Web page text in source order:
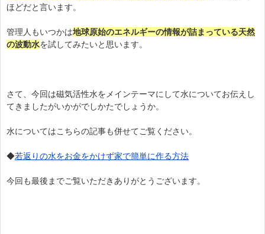
ほどだと言います。
管理人もいつかは地球原始のエネルギーの情報が詰まっている天然
の波動水を試してみたいと思います。
さて、今回は磁気活性水をメインテーマにして水についてお伝えし
てきましたがいかがでしかたでしょうか。
水についてはこちらの記事も併せてご覧ください。
◆若返りの水をお金をかけず家で簡単に作る方法
今回も最後までご覧いただきありがとうございます。